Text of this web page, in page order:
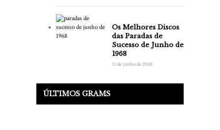
Os Melhores Discos
das Paradas de
Sucesso de Junho de
1968
11 de junho de 2018
ÚLTIMOS GRAMS